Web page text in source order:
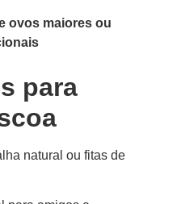
ovos maiores ou
para
natural ou fitas de